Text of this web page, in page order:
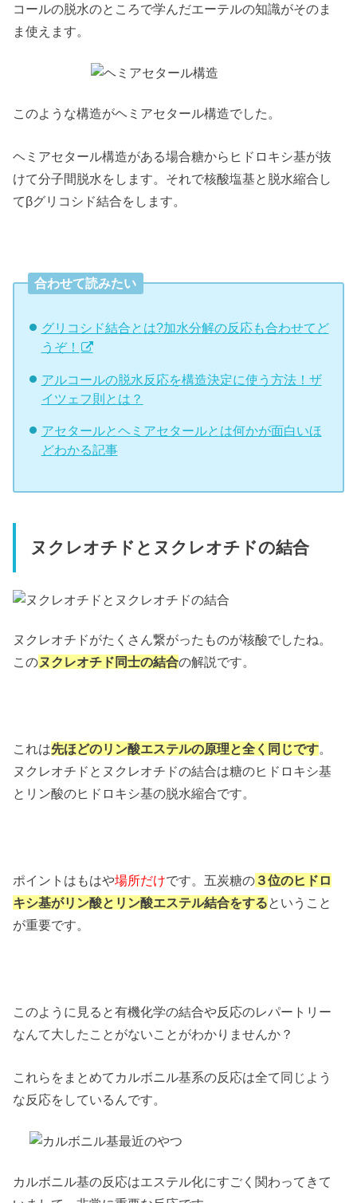
コールの脱水のところで学んだエーテルの知識がそのま
ま使えます。
このような構造がヘミアセタール構造でした。
ヘミアセタール構造がある場合糖からヒドロキシ基が抜
けて分子間脱水をします。それで核酸塩基と脱水縮合し
てβグリコシド結合をします。
合わせて読みたい
グリコシド結合とは?加水分解の反応も合わせてど
うぞ！
アルコールの脱水反応を構造決定に使う方法！ザ
イツェフ則とは？
アセタールとヘミアセタールとは何かが面白いほ
どわかる記事
ヌクレオチドとヌクレオチドの結合
ヌクレオチドがたくさん繋がったものが核酸でしたね。
このヌクレオチド同士の結合の解説です。
これは先ほどのリン酸エステルの原理と全く同じです。
ヌクレオチドとヌクレオチドの結合は糖のヒドロキシ基
とリン酸のヒドロキシ基の脱水縮合です。
ポイントはもはや場所だけです。五炭糖の ３位のヒドロ
キシ基がリン酸とリン酸エステル結合をするということ
が重要です。
このように見ると有機化学の結合や反応のレパートリー
なんて大したことがないことがわかりませんか？
これらをまとめてカルボニル基系の反応は全て同じよう
な反応をしているんです。
カルボニル基の反応はエステル化にすごく関わってきて